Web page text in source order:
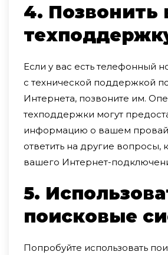
4. Позвонить
Если у вас есть телефонный
с технической поддержкой
Интернета, позвоните им.
техподдержки могут
информацию о вашем
ответить на другие вопросы,
вашего Интернет-
5.
поисковые
Попробуйте использовать